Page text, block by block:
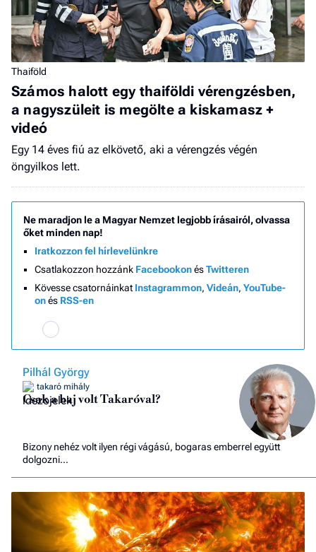
Thaiföld
Számos halott egy thaiföldi vérengzésben,
a nagyszüleit is megölte a kiskamasz +
videó
Egy 14 éves fiú az elkövető, aki a vérengzés végén
öngyilkos lett.
Ne maradjon le a Magyar Nemzet legjobb írásairól, olvassa
őket minden nap!
Iratkozzon fel hírlevelünkre
Csatlakozzon hozzánk FacebookonésTwitteren
Kövesse csatornáinkat Instagrammon, Videán, YouTube-
onés RSS-en
Pilhál György
takaró mihály
Csak a baj volt Takaróval?
Bizony nehéz volt ilyen régi vágású, bogaras emberrel együtt
dolgozni…